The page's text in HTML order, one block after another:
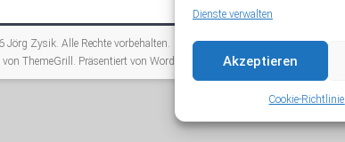
Dienste verwalten
Akzeptieren
Cookie-Richtlinie
Jörg Zysik. Alle Rechte vorbehalten.
von ThemeGrill. Präsentiert von WordPress